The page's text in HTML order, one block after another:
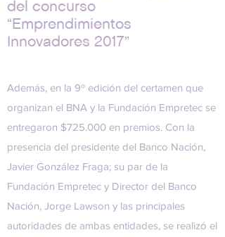
del concurso
“Emprendimientos
Innovadores 2017”
Además, en la 9º edición del certamen que
organizan el BNA y la Fundación Empretec se
entregaron $725.000 en premios. Con la
presencia del presidente del Banco Nación,
Javier González Fraga; su par de la
Fundación Empretec y Director del Banco
Nación, Jorge Lawson y las principales
autoridades de ambas entidades, se realizó el